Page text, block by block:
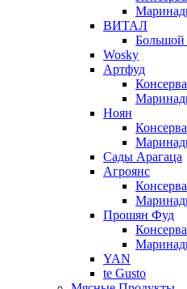
ВИТАЛ
Большой
Wosky
Артфуд
Ноян
Сады Арагаца
Агроянс
Прошян Фуд
YAN
te Gusto